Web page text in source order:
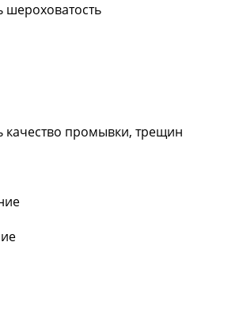
шероховатость
качество промывки, трещин